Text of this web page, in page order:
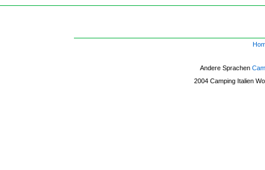
Andere Sprachen
2004 Camping Italien